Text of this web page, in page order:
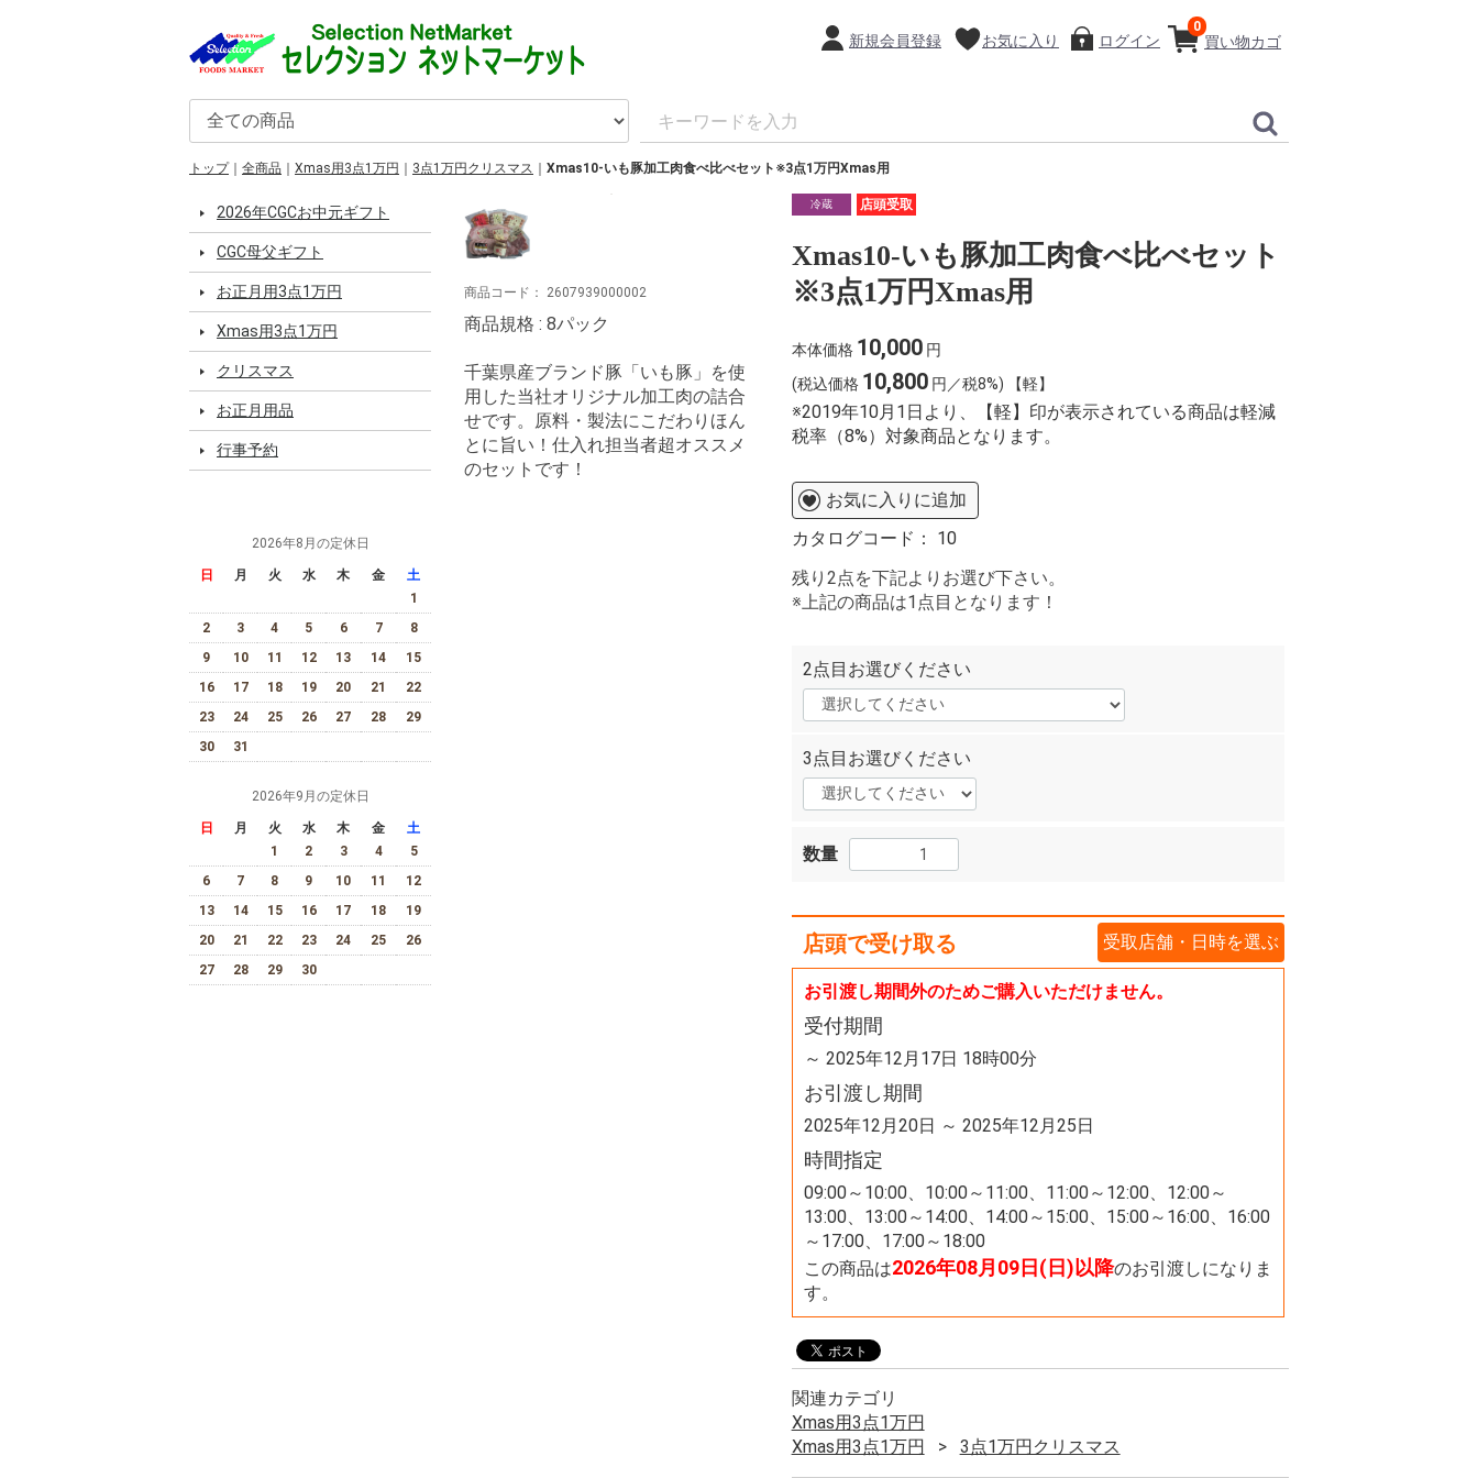
買い物カゴ
0
新規会員登録 お気に入り ログイン
トップ 全商品 Xmas用3点1万円 3点1万円クリスマス Xmas10-いも豚加工肉食べ比べセット※3点1万円Xmas用
2026年CGCお中元ギフト
CGC母父ギフト
お正月用3点1万円
Xmas用3点1万円
クリスマス
お正月用品
行事予約
2026年8月の定休日
日 月 火 水 木 金
土
1
2
3 4 5 6 7
8
9
10 11 12 13 14
15
16
17 18 19 20 21
22
23
24 25 26 27 28
29
30
31
2026年9月の定休日
日 月 火 水 木 金
土
1
2 3 4
5
6
7 8 9 10 11
12
13
14 15 16 17 18
19
20
21 22 23 24 25
26
27
28 29 30
冷蔵 店頭受取
Xmas10-いも豚加工肉食べ比べセット
※3点1万円Xmas用
本体価格 10,000円
(税込価格 10,800円／税8%) 【軽】
※2019年10月1日より、【軽】印が表示されている商品は軽減
税率（8%）対象商品となります。
お気に入りに追加
カタログコード： 10
残り2点を下記よりお選び下さい。
※上記の商品は1点目となります！
2点目お選びください
3点目お選びください
数量
店頭で受け取る 受取店舗・日時を選ぶ
お引渡し期間外のためご購入いただけません。
受付期間
～ 2025年12月17日 18時00分
お引渡し期間
2025年12月20日 ～ 2025年12月25日
時間指定
09:00～10:00、10:00～11:00、11:00～12:00、12:00～
13:00、13:00～14:00、14:00～15:00、15:00～16:00、16:00
～17:00、17:00～18:00
この商品は2026年08月09日(日)以降のお引渡しになりま
す。
商品コード： 2607939000002
商品規格 : 8パック
千葉県産ブランド豚「いも豚」を使
用した当社オリジナル加工肉の詰合
せです。原料・製法にこだわりほん
とに旨い！仕入れ担当者超オススメ
のセットです！
関連カテゴリ
Xmas用3点1万円
Xmas用3点1万円
3点1万円クリスマス